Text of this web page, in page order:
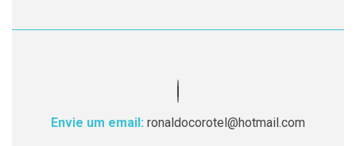
Envie um email: ronaldocorotel@hotmail.com